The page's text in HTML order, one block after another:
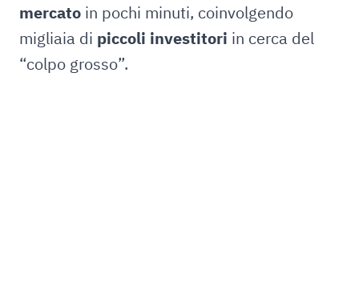
mercato in pochi minuti, coinvolgendo
migliaia di piccoli investitori in cerca del
“colpo grosso”.